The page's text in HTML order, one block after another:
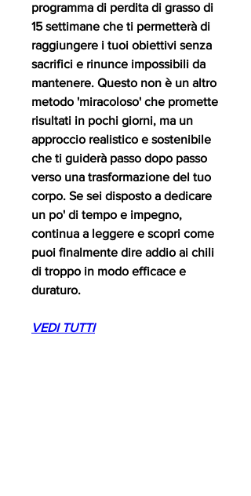
programma di perdita di grasso di
15 settimane che ti permetterà di
raggiungere i tuoi obiettivi senza
sacrifici e rinunce impossibili da
mantenere. Questo non è un altro
metodo 'miracoloso' che promette
risultati in pochi giorni, ma un
approccio realistico e sostenibile
che ti guiderà passo dopo passo
verso una trasformazione del tuo
corpo. Se sei disposto a dedicare
un po' di tempo e impegno,
continua a leggere e scopri come
puoi finalmente dire addio ai chili
di troppo in modo efficace e
duraturo.
VEDI TUTTI